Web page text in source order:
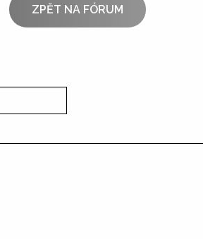
ZPĚT NA FÓRUM